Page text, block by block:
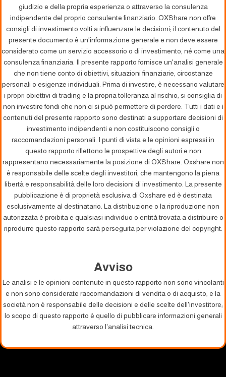
giudizio e della propria esperienza o attraverso la consulenza
indipendente del proprio consulente finanziario. OXShare non offre
consigli di investimento volti a influenzare le decisioni; il contenuto del
presente documento è un'informazione generale e non deve essere
considerato come un servizio accessorio o di investimento, né come una
consulenza finanziaria. Il presente rapporto fornisce un'analisi generale
che non tiene conto di obiettivi, situazioni finanziarie, circostanze
personali o esigenze individuali. Prima di investire, è necessario valutare
i propri obiettivi di trading e la propria tolleranza al rischio; si consiglia di
non investire fondi che non ci si può permettere di perdere. Tutti i dati e i
contenuti del presente rapporto sono destinati a supportare decisioni di
investimento indipendenti e non costituiscono consigli o
raccomandazioni personali. I punti di vista e le opinioni espressi in
questo rapporto riflettono le prospettive degli autori e non
rappresentano necessariamente la posizione di OXShare. Oxshare non
è responsabile delle scelte degli investitori, che mantengono la piena
libertà e responsabilità delle loro decisioni di investimento. La presente
pubblicazione è di proprietà esclusiva di Oxshare ed è destinata
esclusivamente al destinatario. La distribuzione o la riproduzione non
autorizzata è proibita e qualsiasi individuo o entità trovata a distribuire o
riprodurre questo rapporto sarà perseguita per violazione del copyright.
Avviso
Le analisi e le opinioni contenute in questo rapporto non sono vincolanti
e non sono considerate raccomandazioni di vendita o di acquisto, e la
società non è responsabile delle decisioni e delle scelte dell'investitore;
lo scopo di questo rapporto è quello di pubblicare informazioni generali
attraverso l'analisi tecnica.